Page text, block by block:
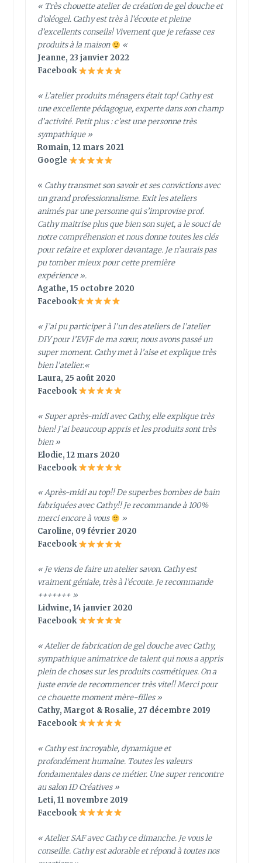
« Très chouette atelier de création de gel douche et
d’oléogel. Cathy est très à l’écoute et pleine
d’excellents conseils! Vivement que je refasse ces
produits à la maison
«
Jeanne, 23 janvier 2022
Facebook
«L’atelier produits ménagers était top! Cathy est
une excellente pédagogue, experte dans son champ
d’activité. Petit plus : c’est une personne très
sympathique»
Romain, 12 mars 2021
Google
« Cathy transmet son savoir et ses convictions avec
un grand professionnalisme. Exit les ateliers
animés par une personne qui s’improvise prof.
Cathy maitrise plus que bien son sujet, a le souci de
notre compréhension et nous donne toutes les clés
pour refaire et explorer davantage. Je n’aurais pas
pu tomber mieux pour cette première
expérience ».
Agathe, 15 octobre 2020
Facebook
«J’ai pu participer à l’un des ateliers de l’atelier
DIY pour l’EVJF de ma sœur, nous avons passé un
super moment. Cathy met à l’aise et explique très
bien l’atelier.«
Laura, 25 août 2020
Facebook
« Super après-midi avec Cathy, elle explique très
bien! J’ai beaucoup appris et les produits sont très
bien »
Elodie, 12 mars 2020
Facebook
« Après-midi au top!! De superbes bombes de bain
fabriquées avec Cathy!! Je recommande à 100%
merci encore à vous
»
Caroline, 09 février 2020
Facebook
« Je viens de faire un atelier savon. Cathy est
vraiment géniale, très à l’écoute. Je recommande
+++++++ »
Lidwine, 14 janvier 2020
Facebook
« Atelier de fabrication de gel douche avec Cathy,
sympathique animatrice de talent qui nous a appris
plein de choses sur les produits cosmétiques. On a
juste envie de recommencer très vite!! Merci pour
ce chouette moment mère-filles »
Cathy, Margot & Rosalie, 27 décembre 2019
Facebook
« Cathy est incroyable, dynamique et
profondément humaine. Toutes les valeurs
fondamentales dans ce métier. Une super rencontre
au salon ID Créatives »
Leti, 11 novembre 2019
Facebook
« Atelier SAF avec Cathy ce dimanche. Je vous le
conseille. Cathy est adorable et répond à toutes nos